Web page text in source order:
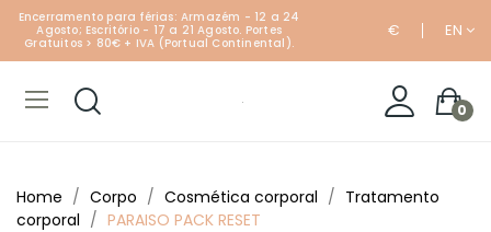
Encerramento para férias: Armazém - 12 a 24
Agosto; Escritório - 17 a 21 Agosto. Portes
Gratuitos > 80€ + IVA (Portual Continental).
€ EN
0
Home Corpo Cosmética corporal
Tratamento
corporal
PARAISO PACK RESET